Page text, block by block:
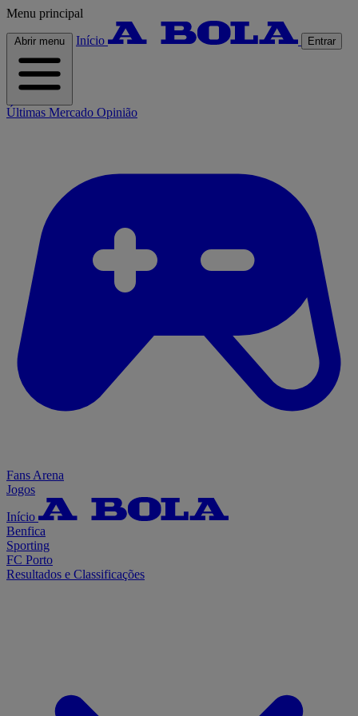
Menu principal
Abrir menu Início Entrar
Últimas Mercado Opinião
Fans Arena
Jogos
Início
Benfica
Sporting
FC Porto
Resultados e Classificações